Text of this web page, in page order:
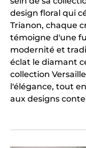
design floral qui
Trianon, chaque
témoigne d'une
modernité et
éclat le diamant
collection
l'élégance, tout
aux designs